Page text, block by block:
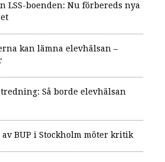
LSS-boenden: Nu förbereds nya
kan lämna elevhälsan –
Så borde elevhälsan
BUP i Stockholm möter kritik